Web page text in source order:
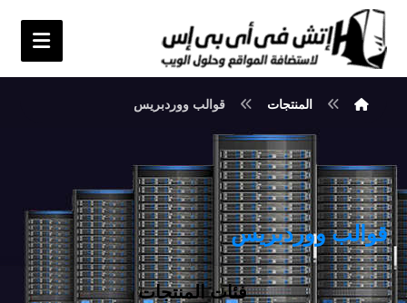
المنتجات قوالب ووردبريس
قوالب ووردبريس
فئات المنتجات